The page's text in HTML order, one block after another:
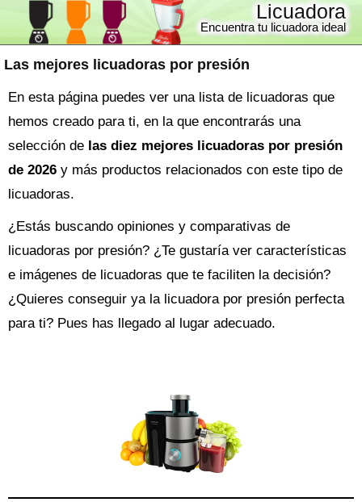
Las mejores licuadoras por presión
Licuadora
Encuentra tu licuadora ideal
En esta página puedes ver una lista de licuadoras que
hemos creado para ti, en la que encontrarás una
selección de las diez mejores licuadoras por presión
de 2026 y más productos relacionados con este tipo de
licuadoras.
¿Estás buscando opiniones y comparativas de
licuadoras por presión? ¿Te gustaría ver características
e imágenes de licuadoras que te faciliten la decisión?
¿Quieres conseguir ya la licuadorapor presión perfecta
para ti? Pues has llegado al lugar adecuado.